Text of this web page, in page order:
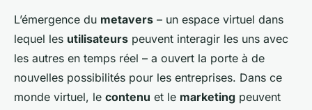
L’émergence du metavers – un espace virtuel dans
lequel les utilisateurs peuvent interagir les uns avec
les autres en temps réel – a ouvert la porte à de
nouvelles possibilités pour les entreprises. Dans ce
monde virtuel, le contenu et le marketing peuvent